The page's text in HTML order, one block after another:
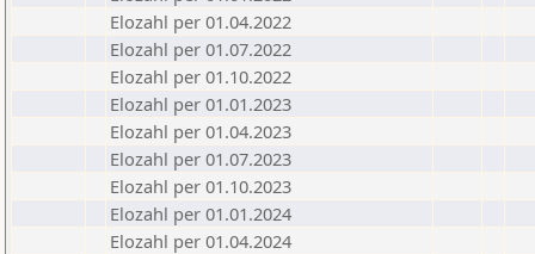
Elozahl per 01.04.2022
Elozahl per 01.07.2022
Elozahl per 01.10.2022
Elozahl per 01.01.2023
Elozahl per 01.04.2023
Elozahl per 01.07.2023
Elozahl per 01.10.2023
Elozahl per 01.01.2024
Elozahl per 01.04.2024